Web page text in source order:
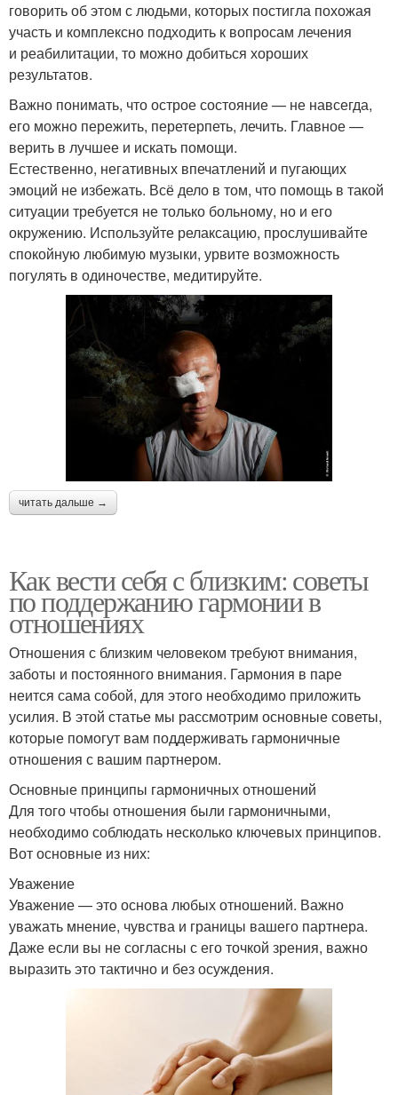
говорить об этом с людьми, которых постигла похожая
участь и комплексно подходить к вопросам лечения
и реабилитации, то можно добиться хороших
результатов.
Важно понимать, что острое состояние — не навсегда,
его можно пережить, перетерпеть, лечить. Главное —
верить в лучшее и искать помощи.
Естественно, негативных впечатлений и пугающих
эмоций не избежать. Всё дело в том, что помощь в такой
ситуации требуется не только больному, но и его
окружению. Используйте релаксацию, прослушивайте
спокойную любимую музыки, урвите возможность
погулять в одиночестве, медитируйте.
читать дальше →
Как вести себя с близким: советы
по поддержанию гармонии в
отношениях
Отношения с близким человеком требуют внимания,
заботы и постоянного внимания. Гармония в паре
неится сама собой, для этого необходимо приложить
усилия. В этой статье мы рассмотрим основные советы,
которые помогут вам поддерживать гармоничные
отношения с вашим партнером.
Основные принципы гармоничных отношений
Для того чтобы отношения были гармоничными,
необходимо соблюдать несколько ключевых принципов.
Вот основные из них:
Уважение
Уважение — это основа любых отношений. Важно
уважать мнение, чувства и границы вашего партнера.
Даже если вы не согласны с его точкой зрения, важно
выразить это тактично и без осуждения.